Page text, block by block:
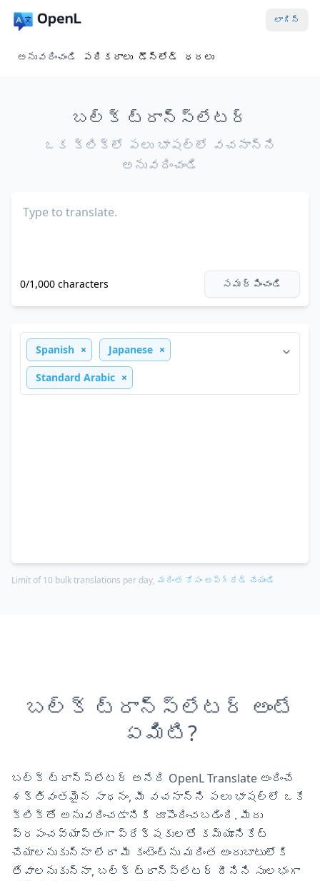
లాగిన్
అనువదించండి పరికరాలు డౌన్‌లోడ్ ధరలు
బల్క్ ట్రాన్స్‌లేటర్
ఒక క్లిక్‌లో పలు భాషల్లో వచనాన్ని
అనువదించండి
0/1,000 characters సమర్పించండి
Spanish Japanese
Standard Arabic
Limit of 10 bulk translations per day, మరింత కోసం అప్‌గ్రేడ్ చేయండి
బల్క్ ట్రాన్స్‌లేటర్ అంటే
ఏమిటి?
బల్క్ ట్రాన్స్‌లేటర్ అనేది OpenL Translate అందించే
శక్తివంతమైన సాధనం, మీ వచనాన్ని పలు భాషల్లో ఒకే
క్లిక్‌తో అనువదించడానికి రూపొందించబడింది. మీరు
ప్రపంచవ్యాప్తంగా ప్రేక్షకులతో కమ్యూనికేట్
చేయాలనుకున్నా లేదా మీ కంటెంట్‌ను మరింత అందుబాటులోకి
తేవాలనుకున్నా, బల్క్ ట్రాన్స్‌లేటర్ దీనిని సులభంగా